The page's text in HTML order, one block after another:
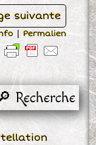
suivante
| Permalien
Recherche